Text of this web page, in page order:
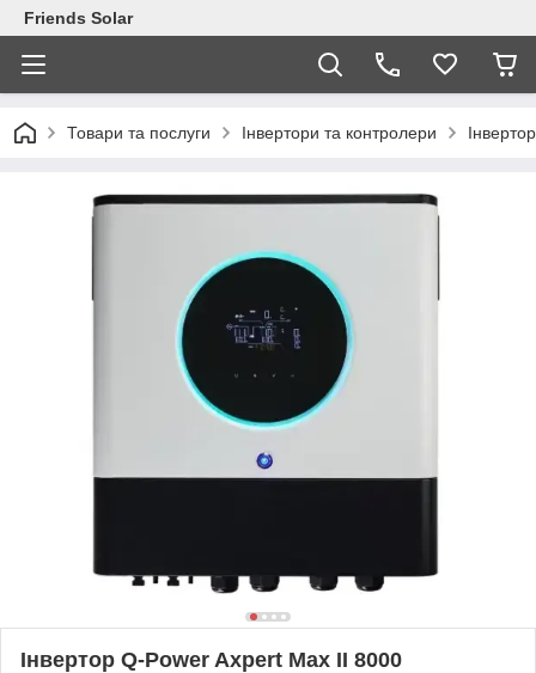
Friends Solar
Товари та послуги Інвертори та контролери
Інвертор Q-Power Axpert Max II 8000